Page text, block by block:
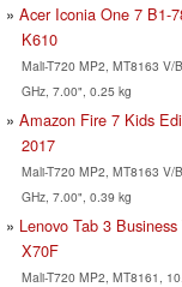
Acer Iconia One 7 B1-
K610
Mali-T720 MP2, MT8163 V/
GHz, 7.00", 0.25 kg
Amazon Fire 7 Kids
2017
Mali-T720 MP2, MT8163 V/
GHz, 7.00", 0.39 kg
Lenovo Tab 3
X70F
Mali-T720 MP2, MT8161,